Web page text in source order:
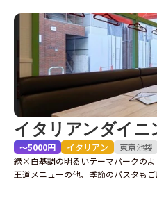
イタリアンダイ
〜5000円 イタリアン 東京池袋
緑×白基調の明るいテーマパークの
王道メニューの他、季節のパスタもご